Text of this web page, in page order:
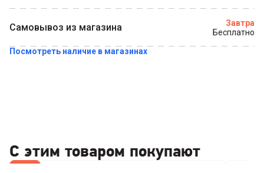
Самовывоз из магазина
Завтра
Бесплатно
Посмотреть наличие в магазинах
С этим товаром покупают